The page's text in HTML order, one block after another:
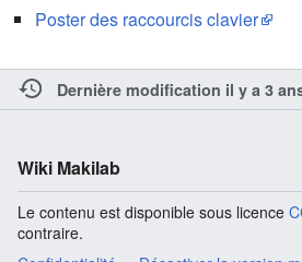
Poster des raccourcis clavier
Dernière modification il y a 3
Wiki Makilab
Le contenu est disponible sous licence
contraire.